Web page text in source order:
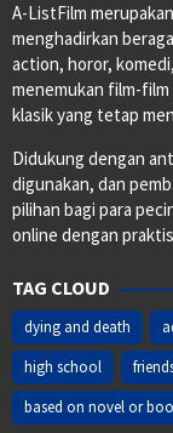
A-ListFilm
menghadirkan
action, horor,
menemukan film-
klasik yang tetap
Didukung dengan
digunakan, dan
pilihan bagi para
online dengan
TAG CLOUD
dying and death
high school
based on novel or